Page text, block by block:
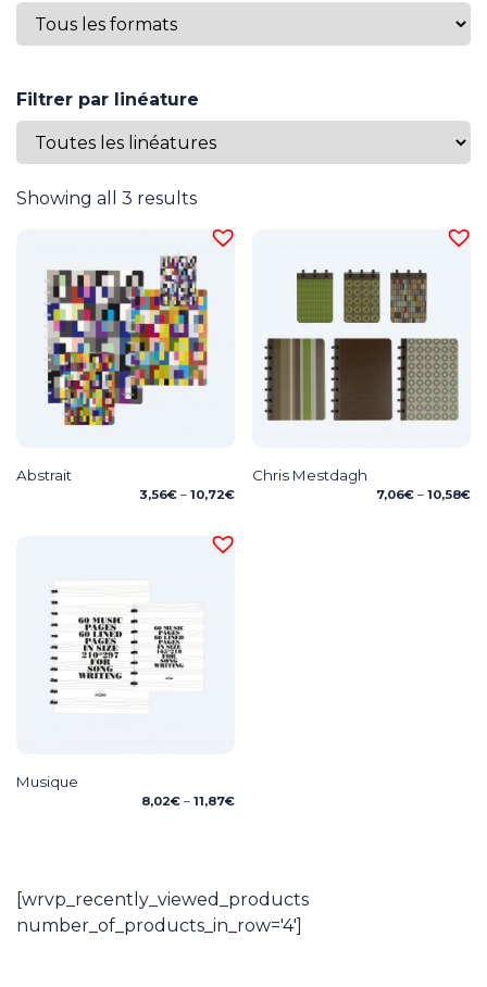
Filtrer par linéature
Showing all 3 results
Abstrait
3,56€ – 10,72€Price
through
Chris Mestdagh
7,06€ – 10,58€
Musique
8,02€ – 11,87€Price
[wrvp_recently_viewed_products
number_of_products_in_row='4']